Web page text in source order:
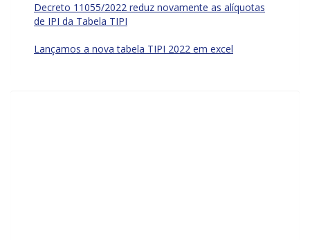
Decreto 11055/2022 reduz novamente as alíquotas
de IPI da Tabela TIPI
Lançamos a nova tabela TIPI 2022 em excel